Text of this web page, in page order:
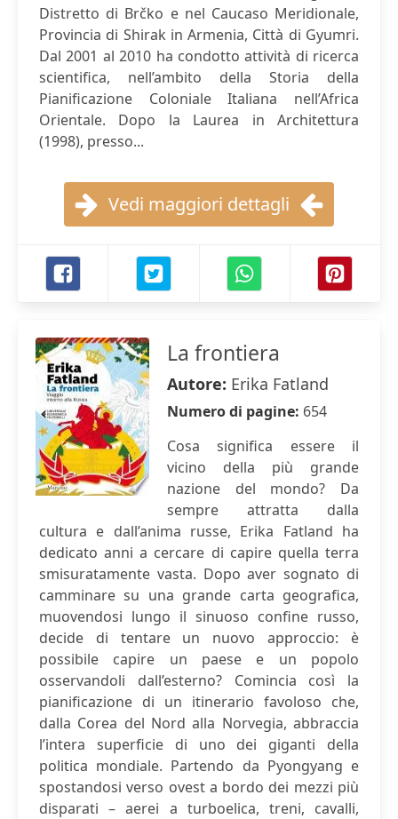
Distretto di Brčko e nel Caucaso Meridionale,
Provincia di Shirak in Armenia, Città di Gyumri.
Dal 2001 al 2010 ha condotto attività di ricerca
scientifica, nell’ambito della Storia della
Pianificazione Coloniale Italiana nell’Africa
Orientale. Dopo la Laurea in Architettura
(1998), presso...
Vedi maggiori dettagli
La frontiera
Autore: Erika Fatland
Numero di pagine: 654
Cosa significa essere il
vicino della più grande
nazione del mondo? Da
sempre attratta dalla
cultura e dall’anima russe, Erika Fatland ha
dedicato anni a cercare di capire quella terra
smisuratamente vasta. Dopo aver sognato di
camminare su una grande carta geografica,
muovendosi lungo il sinuoso confine russo,
decide di tentare un nuovo approccio: è
possibile capire un paese e un popolo
osservandoli dall’esterno? Comincia così la
pianificazione di un itinerario favoloso che,
dalla Corea del Nord alla Norvegia, abbraccia
l’intera superficie di uno dei giganti della
politica mondiale. Partendo da Pyongyang e
spostandosi verso ovest a bordo dei mezzi più
disparati – aerei a turboelica, treni, cavalli,